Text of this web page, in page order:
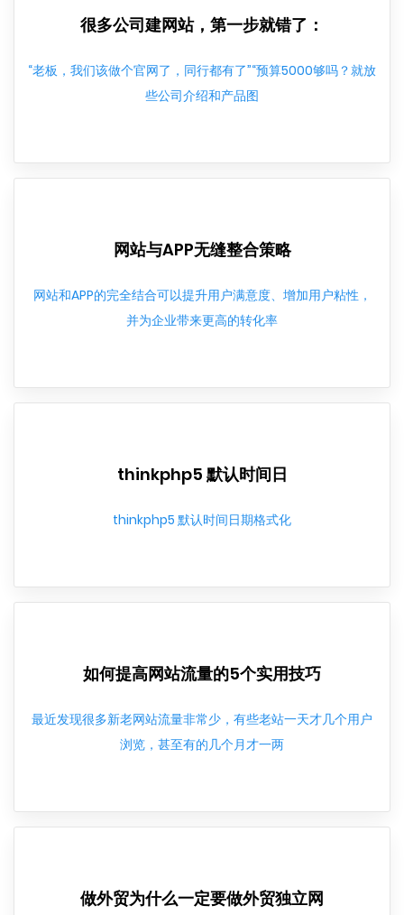
很多公司建网站，第一步就错了：
“老板，我们该做个官网了，同行都有了”“预算5000够吗？就放
些公司介绍和产品图
网站与APP无缝整合策略
网站和APP的完全结合可以提升用户满意度、增加用户粘性，
并为企业带来更高的转化率
thinkphp5 默认时间日
thinkphp5 默认时间日期格式化
如何提高网站流量的5个实用技巧
最近发现很多新老网站流量非常少，有些老站一天才几个用户
浏览，甚至有的几个月才一两
做外贸为什么一定要做外贸独立网